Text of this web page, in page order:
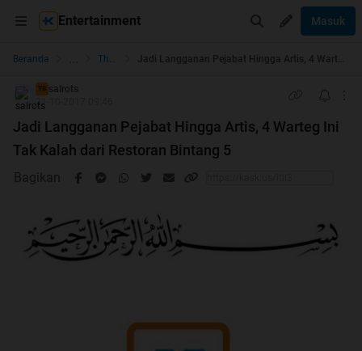
Entertainment Masuk
Beranda ... The Lounge
TS salrots
31-10-2017 09:46
Jadi Langganan Pejabat Hingga Artis, 4 Warteg Ini
Tak Kalah dari Restoran Bintang 5
Bagikan